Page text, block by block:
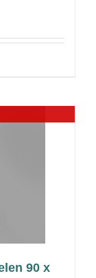
90 x